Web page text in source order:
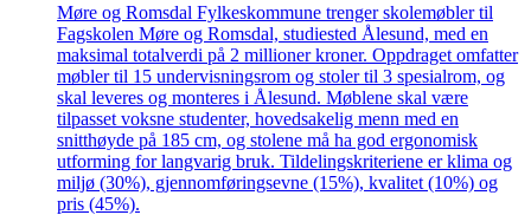
Møre og Romsdal Fylkeskommune trenger skolemøbler til
Fagskolen Møre og Romsdal, studiested Ålesund, med en
maksimal totalverdi på 2 millioner kroner. Oppdraget omfatter
møbler til 15 undervisningsrom og stoler til 3 spesialrom, og
skal leveres og monteres i Ålesund. Møblene skal være
tilpasset voksne studenter, hovedsakelig menn med en
snitthøyde på 185 cm, og stolene må ha god ergonomisk
utforming for langvarig bruk. Tildelingskriteriene er klima og
miljø (30%), gjennomføringsevne (15%), kvalitet (10%) og
pris (45%).